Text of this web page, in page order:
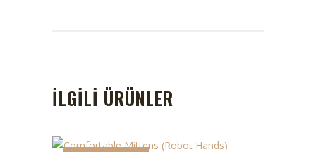
İLGILI ÜRÜNLER